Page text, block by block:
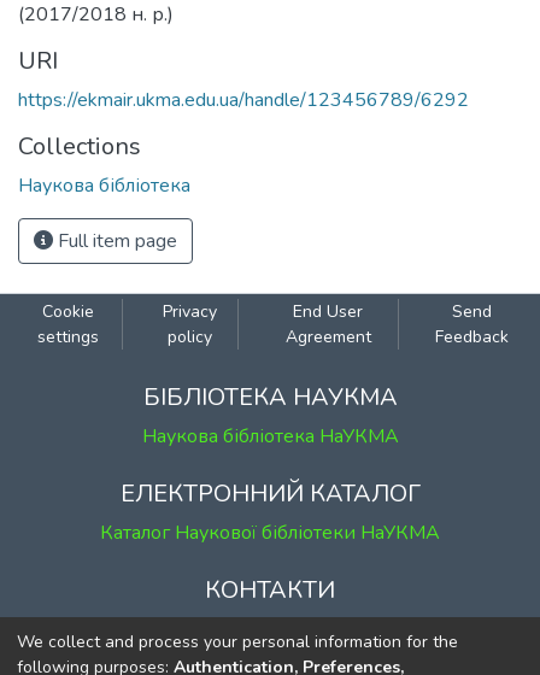
(2017/2018 н. р.)
URI
https://ekmair.ukma.edu.ua/handle/123456789/6292
Collections
Наукова бібліотека
Full item page
Cookie
settings
Privacy
policy
End User
Agreement
Send
Feedback
БІБЛІОТЕКА НАУКМА
Наукова бібліотека НаУКМА
ЕЛЕКТРОННИЙ КАТАЛОГ
Каталог Наукової бібліотеки НаУКМА
КОНТАКТИ
м. Київ, вул. Григорія Сковороди, 2
к. 1, к. 120
We collect and process your personal information for the
following purposes: Authentication, Preferences,